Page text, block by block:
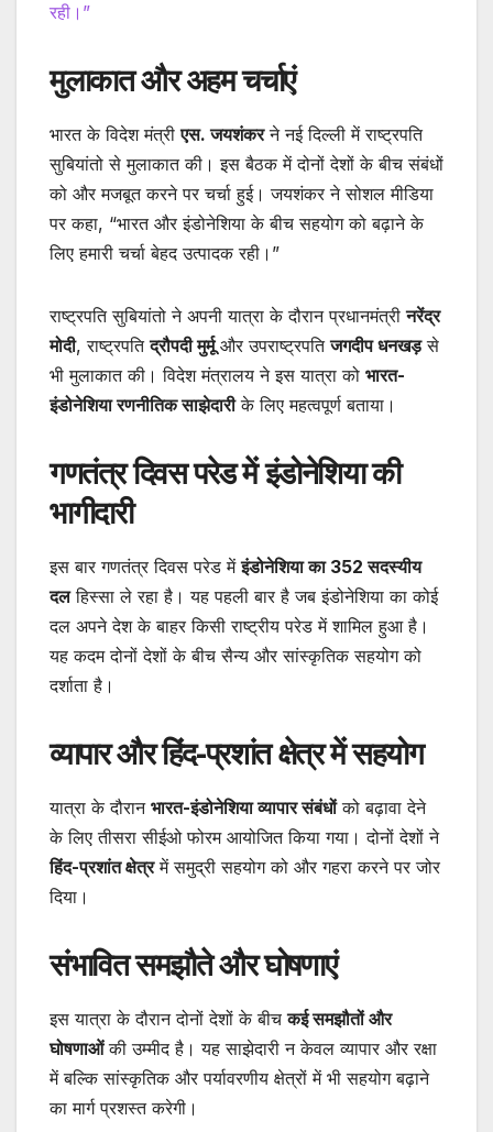
रही।”
मुलाकात और अहम चर्चाएं
भारत के विदेश मंत्रीएस. जयशंकरने नई दिल्ली में राष्ट्रपति
सुबियांतो से मुलाकात की। इस बैठक में दोनों देशों के बीच संबंधों
को और मजबूत करने पर चर्चा हुई। जयशंकर ने सोशल मीडिया
पर कहा, “भारत और इंडोनेशिया के बीच सहयोग को बढ़ाने के
लिए हमारी चर्चा बेहद उत्पादक रही।”
राष्ट्रपति सुबियांतो ने अपनी यात्रा के दौरान प्रधानमंत्रीनरेंद्र
मोदी, राष्ट्रपतिद्रौपदी मुर्मूऔर उपराष्ट्रपतिजगदीप धनखड़से
भी मुलाकात की। विदेश मंत्रालय ने इस यात्रा को भारत-
इंडोनेशिया रणनीतिक साझेदारीके लिए महत्वपूर्ण बताया।
गणतंत्र दिवस परेड में इंडोनेशिया की
भागीदारी
इस बार गणतंत्र दिवस परेड मेंइंडोनेशिया का 352 सदस्यीय
दलहिस्सा ले रहा है। यह पहली बार है जब इंडोनेशिया का कोई
दल अपने देश के बाहर किसी राष्ट्रीय परेड में शामिल हुआ है।
यह कदम दोनों देशों के बीच सैन्य और सांस्कृतिक सहयोग को
दर्शाता है।
व्यापार और हिंद-प्रशांत क्षेत्र में सहयोग
यात्रा के दौरान भारत-इंडोनेशिया व्यापार संबंधोंको बढ़ावा देने
के लिए तीसरा सीईओ फोरम आयोजित किया गया। दोनों देशों ने
हिंद-प्रशांत क्षेत्रमें समुद्री सहयोग को और गहरा करने पर जोर
दिया।
संभावित समझौते और घोषणाएं
इस यात्रा के दौरान दोनों देशों के बीचकई समझौतों और
घोषणाओंकी उम्मीद है। यह साझेदारी न केवल व्यापार और रक्षा
में बल्कि सांस्कृतिक और पर्यावरणीय क्षेत्रों में भी सहयोग बढ़ाने
का मार्ग प्रशस्त करेगी।